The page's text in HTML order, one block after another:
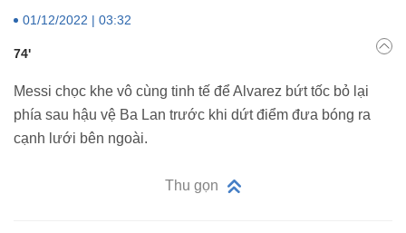
01/12/2022 | 03:32
74'
Messi chọc khe vô cùng tinh tế để Alvarez bứt tốc bỏ lại
phía sau hậu vệ Ba Lan trước khi dứt điểm đưa bóng ra
cạnh lưới bên ngoài.
Thu gọn